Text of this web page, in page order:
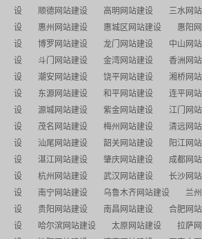
设
顺德网站建设 高明网站建设 三水网
设
惠州网站建设 惠城区网站建设 惠阳
设
博罗网站建设 龙门网站建设 中山网
设
斗门网站建设 金湾网站建设 香洲网
设
潮安网站建设 饶平网站建设 湘桥网
设
东源网站建设 和平网站建设 连平网
设
源城网站建设 紫金网站建设 江门网
设
茂名网站建设 梅州网站建设 清远网
设
汕尾网站建设 韶关网站建设 阳江网
设
湛江网站建设 肇庆网站建设 成都网
设
杭州网站建设 武汉网站建设 长沙网
设
南宁网站建设 乌鲁木齐网站建设 兰
设
贵阳网站建设 南昌网站建设 合肥网
设
哈尔滨网站建设 太原网站建设 拉萨